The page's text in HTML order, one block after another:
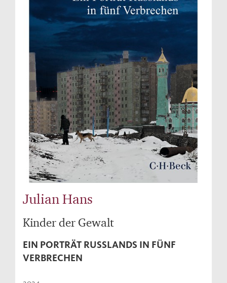
Julian Hans
Kinder der Gewalt
EIN PORTRÄT RUSSLANDS IN FÜNF
VERBRECHEN